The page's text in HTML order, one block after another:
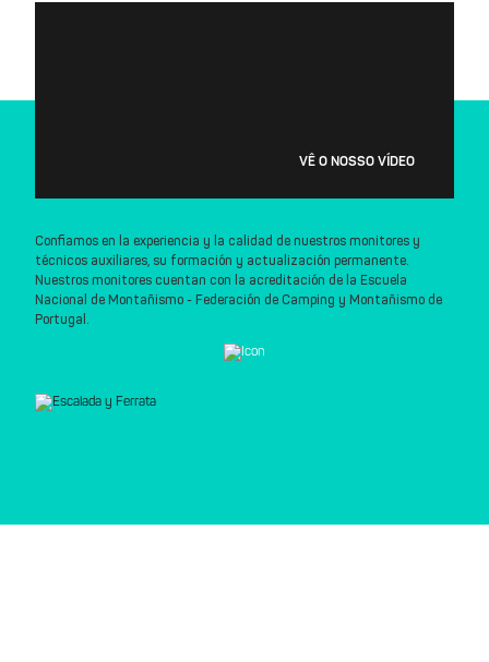
VÊ O NOSSO VÍDEO
Confiamos en la experiencia y la calidad de nuestros monitores y
técnicos auxiliares, su formación y actualización permanente.
Nuestros monitores cuentan con la acreditación de la Escuela
Nacional de Montañismo - Federación de Camping y Montañismo de
Portugal.